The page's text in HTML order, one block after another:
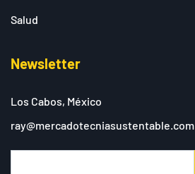
Salud
Newsletter
Los Cabos, México
ray@mercadotecniasustentable.com